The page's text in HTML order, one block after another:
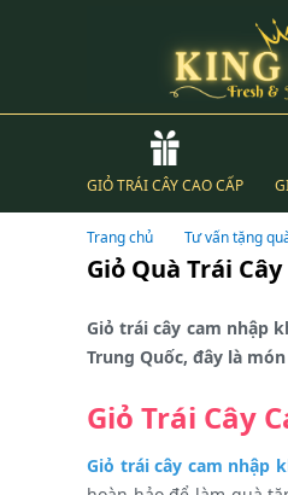
GIỎ TRÁI CÂY CAO CẤP
Trang chủ Tư vấn tặng
Giỏ Quà Trái
Giỏ trái cây cam nhập
Trung Quốc, đây là
Giỏ Trái Cây
Giỏ trái cây cam nhập